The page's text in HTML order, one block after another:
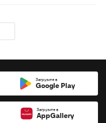
Загрузите в
Google Play
Загрузите в
AppGallery